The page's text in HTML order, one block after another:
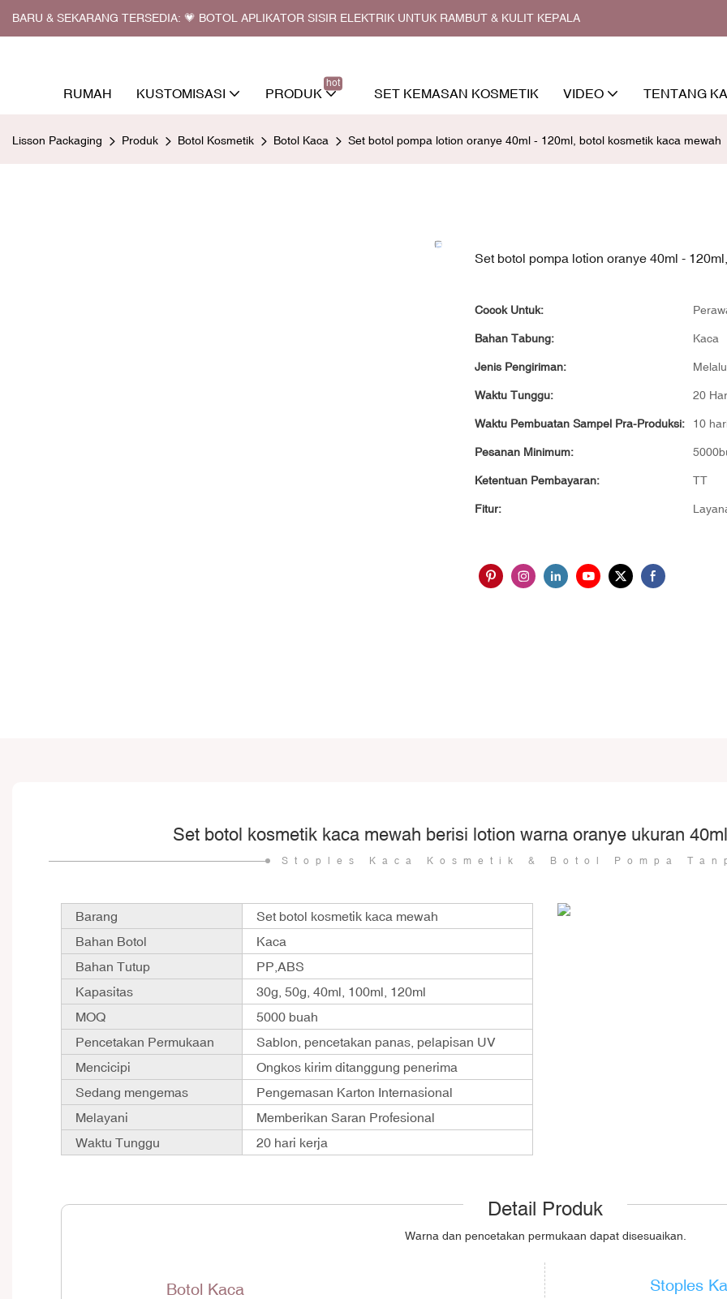
BARU & SEKARANG TERSEDIA: 💗 BOTOL APLIKATOR SISIR ELEKTRIK UNTUK RAMBUT & KULIT KEPALA
RUMAH KUSTOMISASI PRODUK
hot
SET KEMASAN KOSMETIK VIDEO TENTANG
Lisson Packaging Produk Botol Kosmetik Botol Kaca Set botol pompa lotion oranye 40ml - 120ml, botol kosmetik kaca mewah
Set botol pompa lotion oranye 40ml -
Cocok Untuk:
Bahan Tabung: Kaca
Jenis Pengiriman:
Waktu Tunggu: 20
Waktu Pembuatan Sampel Pra-Produksi: 10
Pesanan Minimum:
Ketentuan Pembayaran: TT
Fitur:
Set botol kosmetik kaca mewah berisi lotion warna oranye ukuran
Stoples Kaca Kosmetik & Botol Pompa
Barang
Set botol kosmetik kaca mewah
Bahan Botol
Kaca
Bahan Tutup
PP,ABS
Kapasitas
30g, 50g, 40ml, 100ml, 120ml
MOQ
5000 buah
Pencetakan Permukaan
Sablon, pencetakan panas, pelapisan UV
Mencicipi
Ongkos kirim ditanggung penerima
Sedang mengemas
Pengemasan Karton Internasional
Melayani
Memberikan Saran Profesional
Waktu Tunggu
20 hari kerja
Detail Produk
Warna dan pencetakan permukaan dapat disesuaikan.
Botol Kaca
Stoples